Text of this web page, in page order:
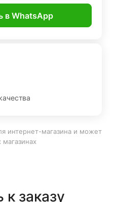
в WhatsApp
интернет-магазина и может
магазинах
заказу